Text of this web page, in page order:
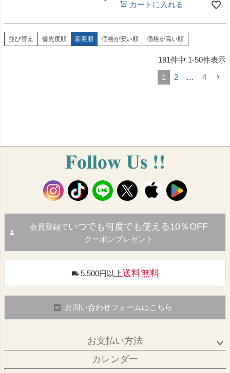
カートに入れる
並び替え 優先度順 新着順 価格が安い順 価格が高い順
181件中 1-50件表示
1
2 … 4
会員登録でいつでも何度でも使える10％OFF
クーポンプレゼント
5,500円以上送料無料
お問い合わせフォームはこちら
お支払い方法
カレンダー